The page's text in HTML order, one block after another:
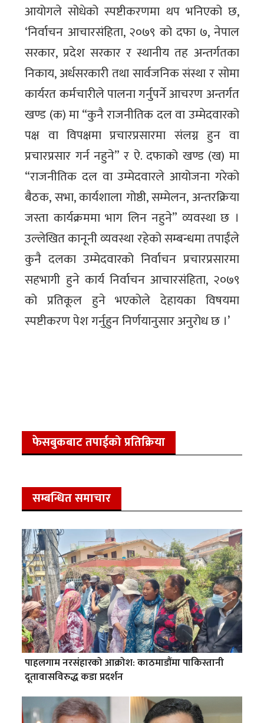
आयोगले सोधेको स्पष्टीकरणमा थप भनिएको छ,
‘निर्वाचन आचारसंहिता, २०७९ को दफा ७, नेपाल
सरकार, प्रदेश सरकार र स्थानीय तह अन्तर्गतका
निकाय, अर्धसरकारी तथा सार्वजनिक संस्था र सोमा
कार्यरत कर्मचारीले पालना गर्नुपर्ने आचरण अन्तर्गत
खण्ड (क) मा “कुनै राजनीतिक दल वा उम्मेदवारको
पक्ष वा विपक्षमा प्रचारप्रसारमा संलग्न हुन वा
प्रचारप्रसार गर्न नहुने” र ऐ. दफाको खण्ड (ख) मा
“राजनीतिक दल वा उम्मेदवारले आयोजना गरेको
बैठक, सभा, कार्यशाला गोष्ठी, सम्मेलन, अन्तरक्रिया
जस्ता कार्यक्रममा भाग लिन नहुने” व्यवस्था छ ।
उल्लेखित कानूनी व्यवस्था रहेको सम्बन्धमा तपाईंले
कुनै दलका उम्मेदवारको निर्वाचन प्रचारप्रसारमा
सहभागी हुने कार्य निर्वाचन आचारसंहिता, २०७९
को प्रतिकूल हुने भएकोले देहायका विषयमा
स्पष्टीकरण पेश गर्नुहुन निर्णयानुसार अनुरोध छ ।’
फेसबुकबाट तपाईको प्रतिक्रिया
सम्बन्धित समाचार
पाहलगाम नरसंहारको आक्रोश: काठमाडौंमा पाकिस्तानी
दूतावासविरुद्ध कडा प्रदर्शन